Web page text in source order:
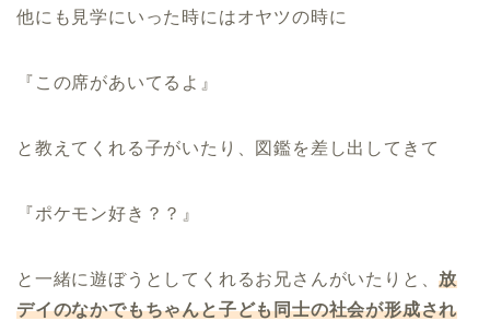
他にも見学にいった時にはオヤツの時に
『この席があいてるよ』
と教えてくれる子がいたり、図鑑を差し出してきて
『ポケモン好き？？』
と一緒に遊ぼうとしてくれるお兄さんがいたりと、放
デイのなかでもちゃんと子ども同士の社会が形成され